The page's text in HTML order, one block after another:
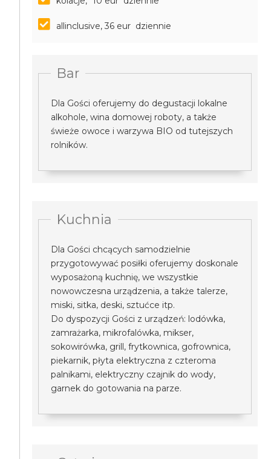
allinclusive, 36 eur dziennie
Bar
Dla Gości oferujemy do degustacji lokalne
alkohole, wina domowej roboty, a także
świeże owoce i warzywa BIO od tutejszych
rolników.
Kuchnia
Dla Gości chcących samodzielnie
przygotowywać posiłki oferujemy doskonale
wyposażoną kuchnię, we wszystkie
nowowczesna urządzenia, a także talerze,
miski, sitka, deski, sztućce itp.
Do dyspozycji Gości z urządzeń: lodówka,
zamrażarka, mikrofalówka, mikser,
sokowirówka, grill, frytkownica, gofrownica,
piekarnik, płyta elektryczna z czteroma
palnikami, elektryczny czajnik do wody,
garnek do gotowania na parze.